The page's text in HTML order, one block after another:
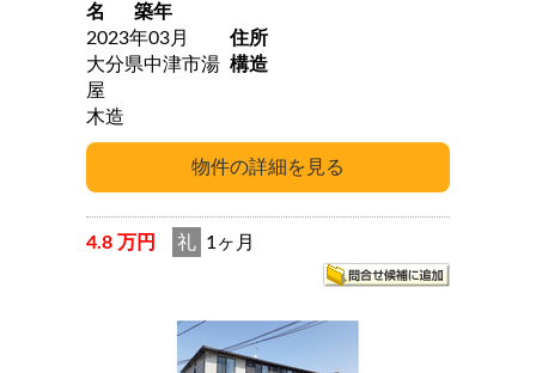
名
築年
2023年03月
住所
大分県中津市湯
屋
構造
木造
4.8 万円 礼 1ヶ月